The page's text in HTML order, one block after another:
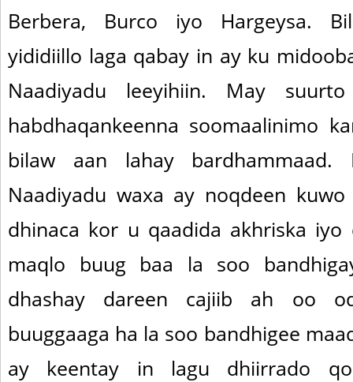
Berbera, Burco iyo Hargeysa.
yididiillo laga qabay in ay ku
Naadiyadu leeyihiin. May
habdhaqankeenna soomaalinimo
bilaw aan lahay bardhammaad.
Naadiyadu waxa ay noqdeen
dhinaca kor u qaadida akhriska iyo
maqlo buug baa la soo
dhashay dareen cajiib ah oo
buuggaaga ha la soo bandhigee
ay keentay in lagu dhiirrado